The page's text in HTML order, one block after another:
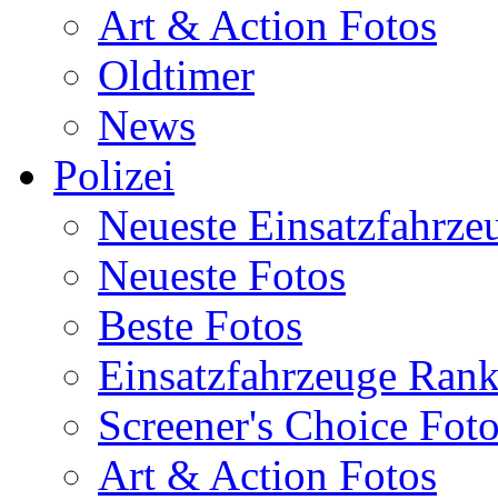
Art & Action Fotos
Oldtimer
News
Polizei
Neueste
Neueste Fotos
Beste Fotos
Einsatzfahrzeuge
Screener's Choice
Art & Action Fotos